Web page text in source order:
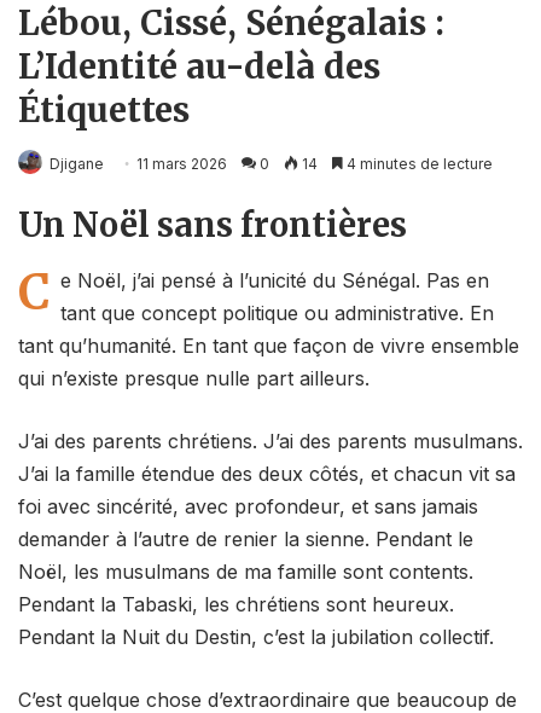
Lébou, Cissé, Sénégalais :
L’Identité au-delà des
Étiquettes
Djigane 11 mars 2026 0 14 4 minutes de lecture
Un Noël sans frontières
C e Noël, j’ai pensé à l’unicité du Sénégal. Pas en
tant que concept politique ou administrative. En
tant qu’humanité. En tant que façon de vivre ensemble
qui n’existe presque nulle part ailleurs.
J’ai des parents chrétiens. J’ai des parents musulmans.
J’ai la famille étendue des deux côtés, et chacun vit sa
foi avec sincérité, avec profondeur, et sans jamais
demander à l’autre de renier la sienne. Pendant le
Noël, les musulmans de ma famille sont contents.
Pendant la Tabaski, les chrétiens sont heureux.
Pendant la Nuit du Destin, c’est la jubilation collectif.
C’est quelque chose d’extraordinaire que beaucoup de